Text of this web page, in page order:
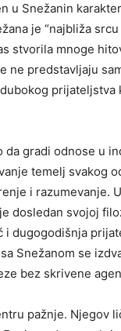
u Snežanin
je “najbliža
stvorila mnoge
ne predstavljaju
da gradi odnose u
temelj svakog
i razumevanje.
dosledan svojoj
i dugogodišnja
Snežanom se
bez skrivene
pažnje. Njegov